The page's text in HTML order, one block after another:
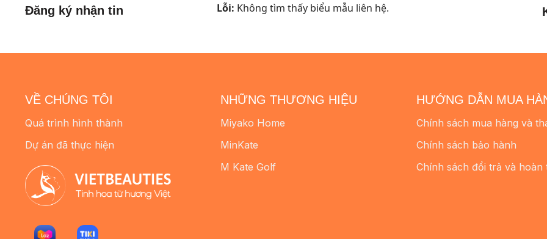
Đăng ký nhận tin Lỗi: Không tìm thấy biểu mẫu liên hệ.
VỀ CHÚNG TÔI
Quá trình hình thành
Dự án đã thực hiện
NHỮNG THƯƠNG HIỆU
Miyako Home
MinKate
M Kate Golf
HƯỚNG DẪN MUA
Chính sách mua hàng và
Chính sách bảo hành
Chính sách đổi trả và hoàn